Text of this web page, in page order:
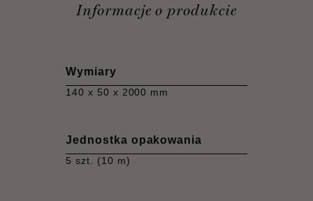
Informacje o produkcie
Wymiary
140 x 50 x 2000 mm
Jednostka opakowania
5 szt. (10 m)